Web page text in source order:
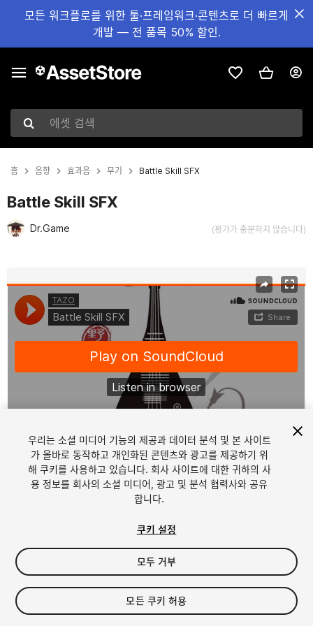
모든 워크플로를 위한 툴·프레임워크·콘텐츠로 더 빠르게
개발 — 전 품목 50% 할인.
에셋 검색
홈 음향 효과음 무기 Battle Skill SFX
Battle Skill SFX
Dr.Game (평가가 충분하지 않습니다)
1/2
$4.99
세금/부가세는 결제 시 반영됩니다.
우리는 소셜 미디어 기능의 제공과 데이터 분석 및 본 사이트
가 올바로 동작하고 개인화된 콘텐츠와 광고를 제공하기 위
해 쿠키를 사용하고 있습니다. 회사 사이트에 대한 귀하의 사
용 정보를 회사의 소셜 미디어, 광고 및 분석 협력사와 공유
합니다.
쿠키 설정
모두 거부
모든 쿠키 허용